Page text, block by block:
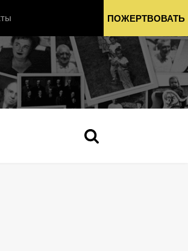
ПОЖЕРТВОВАТЬ